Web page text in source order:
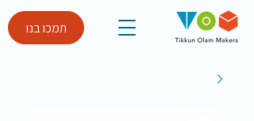
תמכו בנו